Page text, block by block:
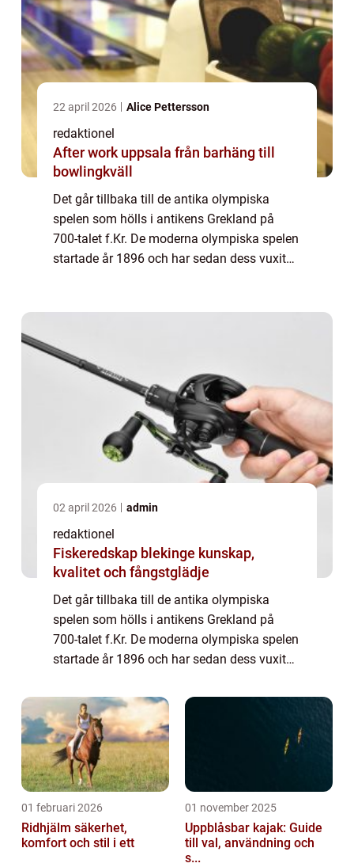
22 april 2026 Alice Pettersson
redaktionel
After work uppsala från barhäng till
bowlingkväll
Det går tillbaka till de antika olympiska
spelen som hölls i antikens Grekland på
700-talet f.Kr. De moderna olympiska spelen
startade år 1896 och har sedan dess vuxit
02 april 2026 admin
redaktionel
Fiskeredskap blekinge kunskap,
kvalitet och fångstglädje
Det går tillbaka till de antika olympiska
spelen som hölls i antikens Grekland på
700-talet f.Kr. De moderna olympiska spelen
startade år 1896 och har sedan dess vuxit
En övergripande, grundlig översikt öve...
01 februari 2026
Ridhjälm säkerhet,
komfort och stil i ett
01 november 2025
Uppblåsbar kajak: Guide
till val, användning och
s...